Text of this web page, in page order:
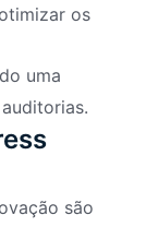
os
uma
são